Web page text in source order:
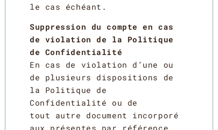
le cas échéant.
Suppression du compte en cas
de violation de la Politique
de Confidentialité
En cas de violation d’une ou
de plusieurs dispositions de
la Politique de
Confidentialité ou de
tout autre document incorporé
aux présentes par référence,